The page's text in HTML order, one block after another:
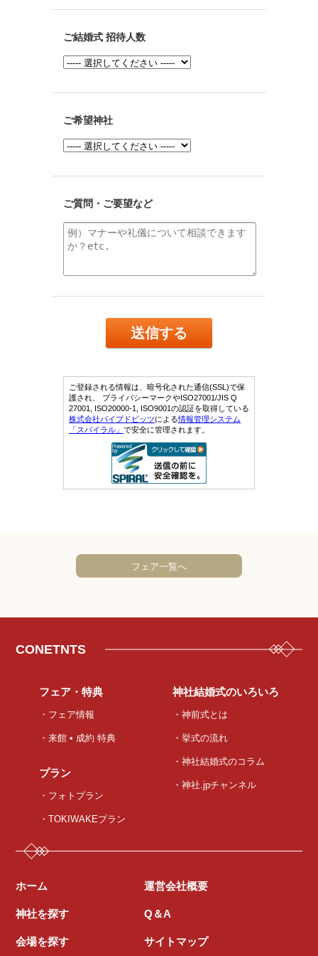
フェア一覧へ
CONETNTS
フェア・特典
・フェア情報
・来館 • 成約 特典
プラン
・フォトプラン
・TOKIWAKEプラン
神社結婚式のいろいろ
・神前式とは
・挙式の流れ
・神社結婚式のコラム
・神社.jpチャンネル
ホーム
神社を探す
会場を探す
運営会社概要
Q＆A
サイトマップ